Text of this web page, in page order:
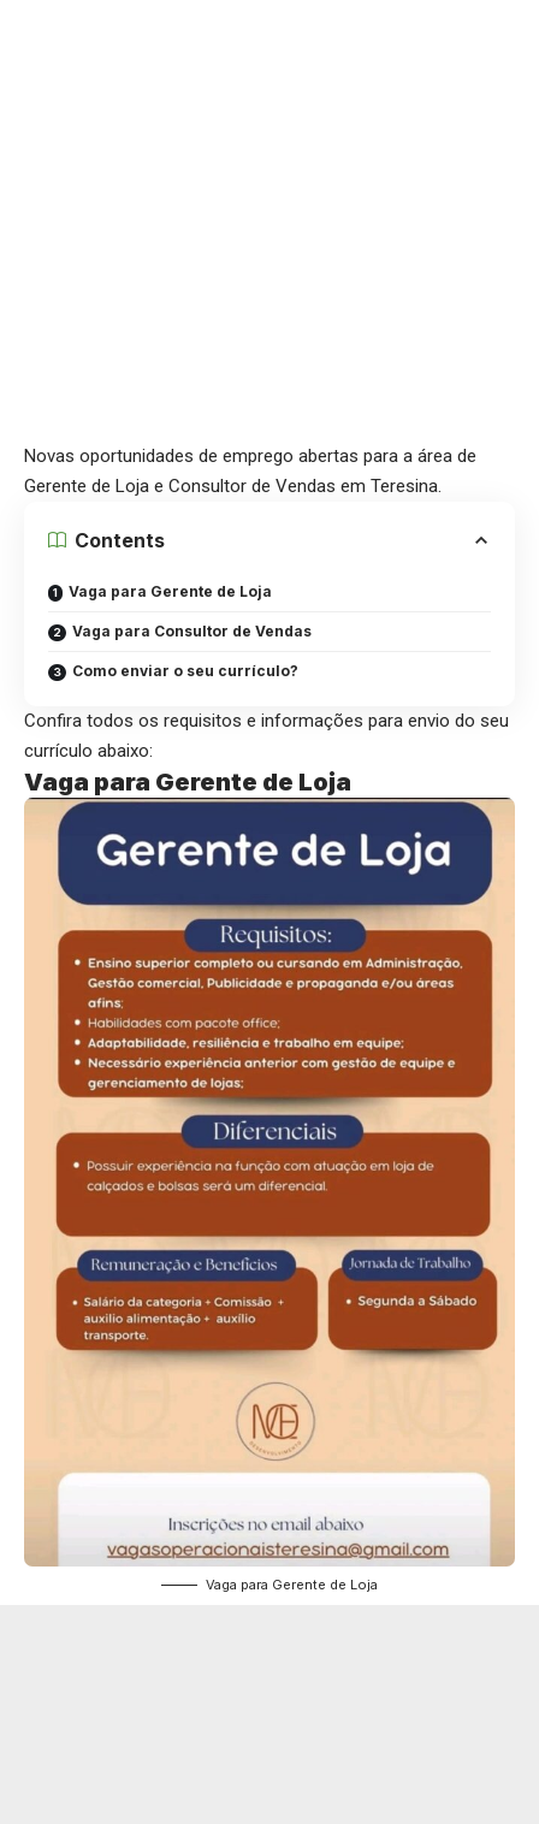
Novas oportunidades de emprego abertas para a área de
Gerente de Loja e Consultor de Vendas em Teresina.
Contents
Vaga para Gerente de Loja
Vaga para Consultor de Vendas
Como enviar o seu currículo?
Confira todos os requisitos e informações para envio do seu
currículo abaixo:
Vaga para Gerente de Loja
Vaga para Gerente de Loja